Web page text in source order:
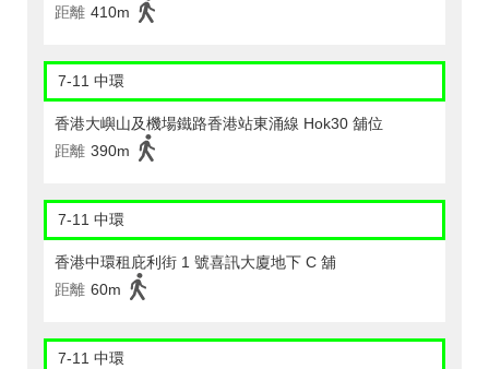
距離 410m
7-11 中環
香港大嶼山及機場鐵路香港站東涌線 Hok30 舖位
距離 390m
7-11 中環
香港中環租庇利街 1 號喜訊大廈地下 C 舖
距離 60m
7-11 中環